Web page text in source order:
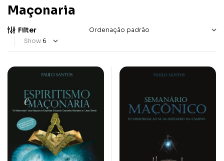
Maçonaria
Filter
Show